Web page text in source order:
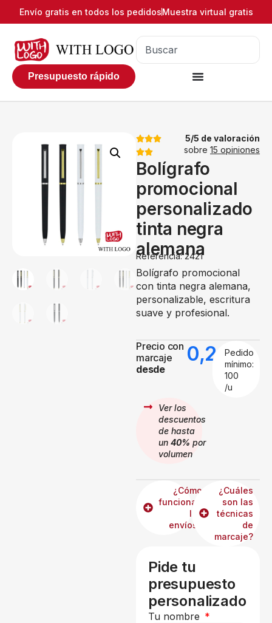
Envío gratis en todos los pedidosMuestra virtual gratis
Presupuesto rápido
5/5 de valoración
sobre 15 opiniones
Bolígrafo
promocional
personalizado
tinta negra
alemana
Referencia: 2421
Bolígrafo promocional
con tinta negra alemana,
personalizable, escritura
suave y profesional.
Precio con
marcaje
desde
0,26€
Pedido
mínimo:
100
/u
Ver los
descuentos
de hasta
un 40% por
volumen
¿Cómo
funcionan
los
envíos?
¿Cuáles
son las
técnicas
de
marcaje?
Pide tu
presupuesto
personalizado
Tu nombre